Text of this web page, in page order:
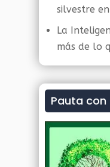
silvestre
La
más de lo
Pauta con